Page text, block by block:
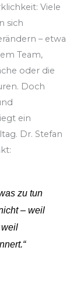
Viele
sich
– etwa
Team,
oder die
Doch
ein
Dr. Stefan
zu tun
– weil
weil